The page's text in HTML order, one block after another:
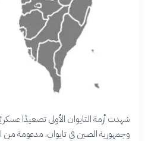
شهدت أزمة التايوان الأولى تصعيدًا
وجمهورية الصين في تايوان، مدعومة من